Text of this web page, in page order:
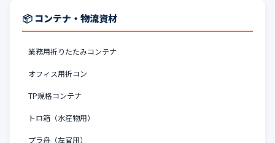
📦 コンテナ・物流資材
業務用折りたたみコンテナ
オフィス用折コン
TP規格コンテナ
トロ箱（水産物用）
プラ舟（左官用）